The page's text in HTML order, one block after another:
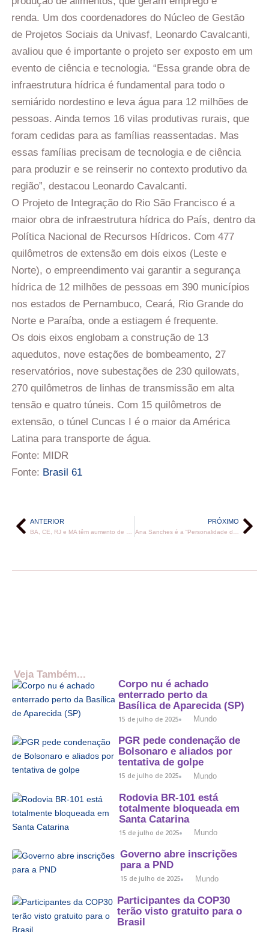
renda. Um dos coordenadores do Núcleo de Gestão
de Projetos Sociais da Univasf, Leonardo Cavalcanti,
avaliou que é importante o projeto ser exposto em um
evento de ciência e tecnologia. “Essa grande obra de
infraestrutura hídrica é fundamental para todo o
semiárido nordestino e leva água para 12 milhões de
pessoas. Ainda temos 16 vilas produtivas rurais, que
foram cedidas para as famílias reassentadas. Mas
essas famílias precisam de tecnologia e de ciência
para produzir e se reinserir no contexto produtivo da
região”, destacou Leonardo Cavalcanti.
O Projeto de Integração do Rio São Francisco é a
maior obra de infraestrutura hídrica do País, dentro da
Política Nacional de Recursos Hídricos. Com 477
quilômetros de extensão em dois eixos (Leste e
Norte), o empreendimento vai garantir a segurança
hídrica de 12 milhões de pessoas em 390 municípios
nos estados de Pernambuco, Ceará, Rio Grande do
Norte e Paraíba, onde a estiagem é frequente.
Os dois eixos englobam a construção de 13
aquedutos, nove estações de bombeamento, 27
reservatórios, nove subestações de 230 quilowats,
270 quilômetros de linhas de transmissão em alta
tensão e quatro túneis. Com 15 quilômetros de
extensão, o túnel Cuncas I é o maior da América
Latina para transporte de água.
Fonte: MIDR
Fonte: Brasil 61
ANTERIOR PRÓXIMO
Veja Também...
Corpo nu é achado
enterrado perto da
Basílica de Aparecida (SP)
15 de julho de 2025 Mundo
PGR pede condenação de
Bolsonaro e aliados por
tentativa de golpe
15 de julho de 2025 Mundo
Rodovia BR-101 está
totalmente bloqueada em
Santa Catarina
15 de julho de 2025 Mundo
Governo abre inscrições
para a PND
15 de julho de 2025 Mundo
Participantes da COP30
terão visto gratuito para o
Brasil